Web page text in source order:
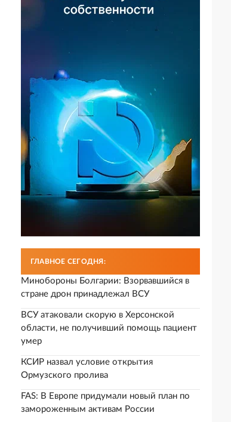
ГЛАВНОЕ СЕГОДНЯ:
Минобороны Болгарии: Взорвавшийся в
стране дрон принадлежал ВСУ
ВСУ атаковали скорую в Херсонской
области, не получивший помощь пациент
умер
КСИР назвал условие открытия
Ормузского пролива
FAS: В Европе придумали новый план по
замороженным активам России